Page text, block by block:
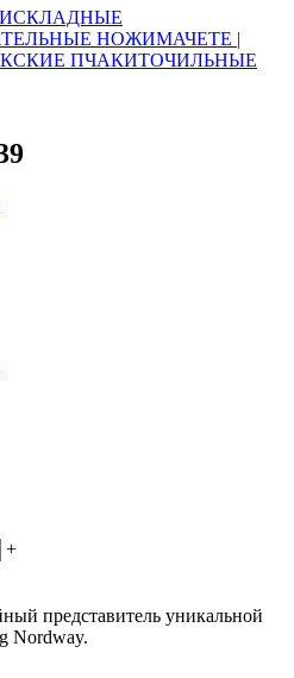
СКЛАДНЫЕ
НОЖИМАЧЕТЕ |
ПЧАКИТОЧИЛЬНЫЕ
+
представитель уникальной
Nordway.